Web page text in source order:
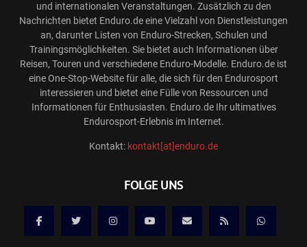
und internationalen Veranstaltungen. Zusätzlich zu den
Nachrichten bietet Enduro.de eine Vielzahl von Dienstleistungen
an, darunter Listen von Enduro-Strecken, Schulen und
Trainingsmöglichkeiten. Sie bietet auch Informationen über
Reisen, Touren und verschiedene Enduro-Modelle. Enduro.de ist
eine One-Stop-Website für alle, die sich für den Endurosport
interessieren und bietet eine Fülle von Ressourcen und
Informationen für Enthusiasten. Enduro.de Ihr ultimatives
Endurosport-Erlebnis im Internet.
Kontakt: kontakt[at]enduro.de
FOLGE UNS